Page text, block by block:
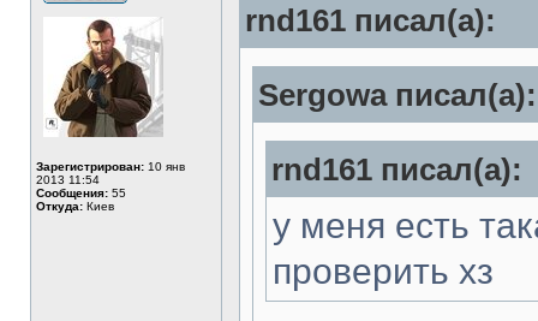
Зарегистрирован: 10 янв
2013 11:54
Сообщения: 55
Откуда: Киев
rnd161 писал(а):
Sergowa писал(а):
rnd161 писал(а):
у меня есть
проверить хз